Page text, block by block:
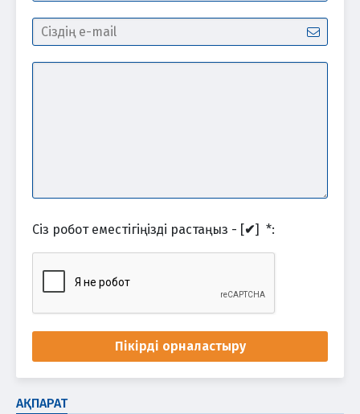
Сіз робот еместігіңізді растаңыз - [✔] *:
Пікірді орналастыру
АҚПАРАТ